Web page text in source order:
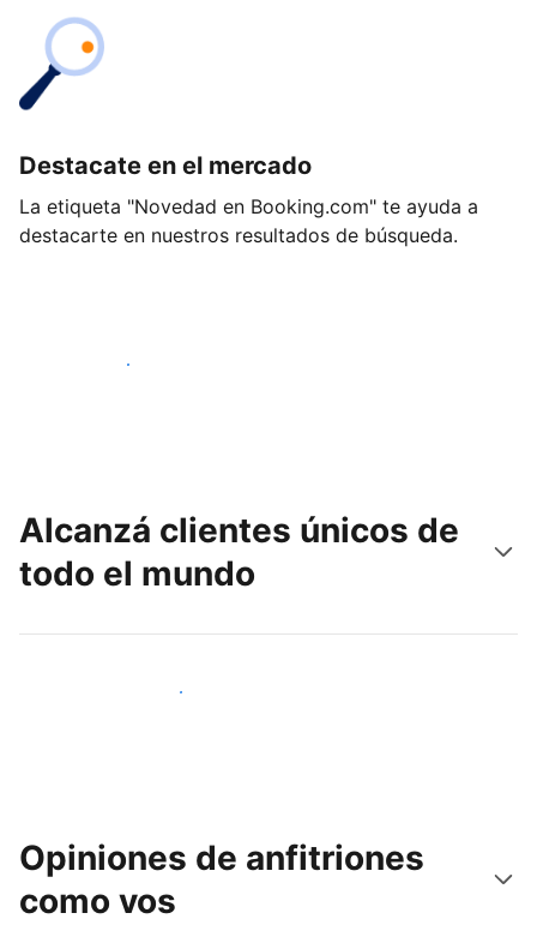
Destacate en el mercado
La etiqueta "Novedad en Booking.com" te ayuda a
destacarte en nuestros resultados de búsqueda.
Empezá hoy mismo
Alcanzá clientes únicos de
todo el mundo
Llegá a huéspedes nuevos hoy
Opiniones de anfitriones
como vos